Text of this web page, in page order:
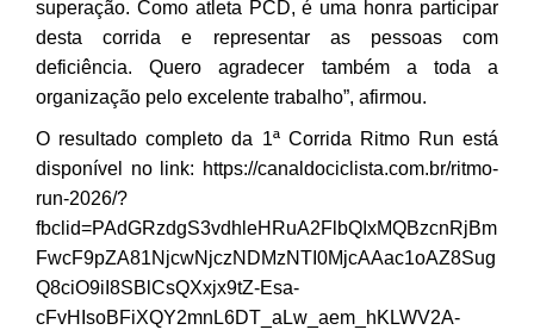
superação. Como atleta PCD, é uma honra participar
desta corrida e representar as pessoas com
deficiência. Quero agradecer também a toda a
organização pelo excelente trabalho”, afirmou.
O resultado completo da 1ª Corrida Ritmo Run está
disponível no link: https://canaldociclista.com.br/ritmo-
run-2026/?
fbclid=PAdGRzdgS3vdhleHRuA2FlbQIxMQBzcnRjBm
FwcF9pZA81NjcwNjczNDMzNTI0MjcAAac1oAZ8Sug
Q8ciO9iI8SBlCsQXxjx9tZ-Esa-
cFvHIsoBFiXQY2mnL6DT_aLw_aem_hKLWV2A-